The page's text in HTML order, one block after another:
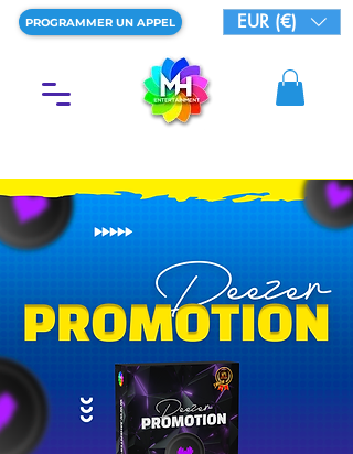
PROGRAMMER UN APPEL EUR (€)